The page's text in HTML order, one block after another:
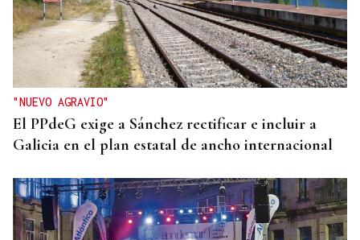
"NUEVO AGRAVIO"
El PPdeG exige a Sánchez rectificar e incluir a
Galicia en el plan estatal de ancho internacional